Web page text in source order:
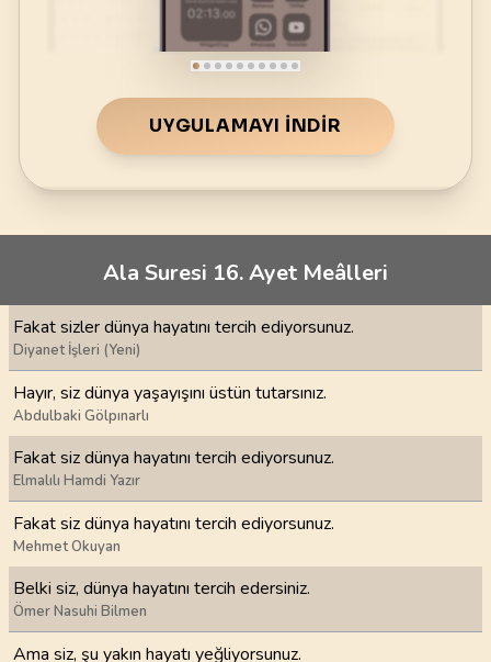
UYGULAMAYI İNDIR
Ala Suresi 16. Ayet Meâlleri
Fakat sizler dünya hayatını tercih ediyorsunuz.
Diyanet İşleri (Yeni)
Hayır, siz dünya yaşayışını üstün tutarsınız.
Abdulbaki Gölpınarlı
Fakat siz dünya hayatını tercih ediyorsunuz.
Elmalılı Hamdi Yazır
Fakat siz dünya hayatını tercih ediyorsunuz.
Mehmet Okuyan
Belki siz, dünya hayatını tercih edersiniz.
Ömer Nasuhi Bilmen
Ama siz, şu yakın hayatı yeğliyorsunuz.